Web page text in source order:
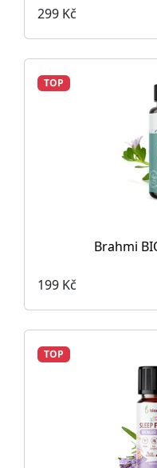
299 Kč
TOP
Brahmi
199 Kč
TOP